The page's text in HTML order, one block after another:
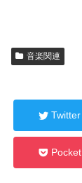
音楽関連
Twitter
Pocket